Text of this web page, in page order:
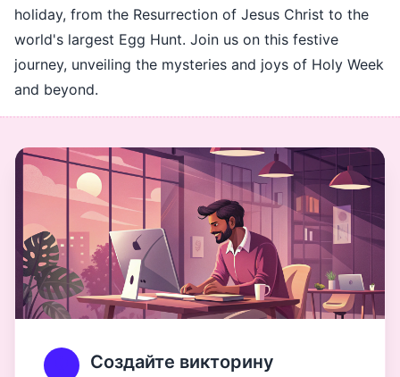
holiday, from the Resurrection of Jesus Christ to the
world's largest Egg Hunt. Join us on this festive
journey, unveiling the mysteries and joys of Holy Week
and beyond.
Создайте викторину